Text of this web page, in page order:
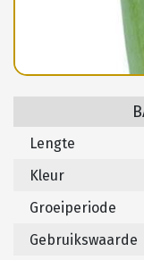
Lengte
Kleur
Groeiperiode
Gebruikswaarde